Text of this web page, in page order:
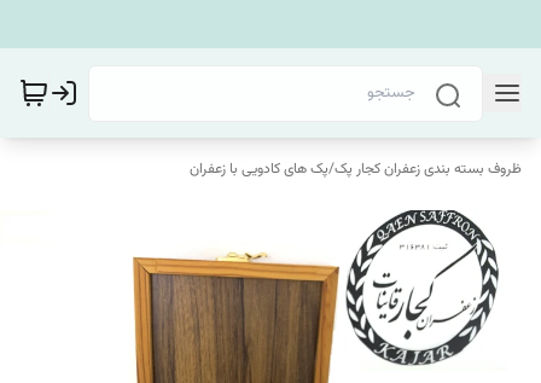
ظروف بسته بندی زعفران کجار پک/پک های کادویی با زعفران